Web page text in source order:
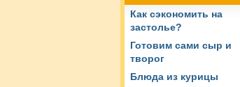
Как сэкономить на
застолье?
Готовим сами сыр и
творог
Блюда из курицы